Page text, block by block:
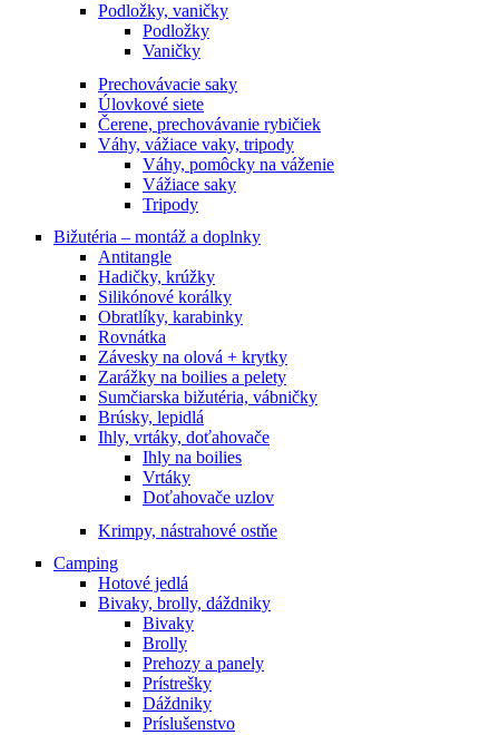
Podložky, vaničky
Podložky
Vaničky
Prechovávacie saky
Úlovkové siete
Čerene, prechovávanie rybičiek
Váhy, vážiace vaky, tripody
Váhy, pomôcky na váženie
Vážiace saky
Tripody
Bižutéria – montáž a doplnky
Antitangle
Hadičky, krúžky
Silikónové korálky
Obratlíky, karabinky
Rovnátka
Závesky na olová + krytky
Zarážky na boilies a pelety
Sumčiarska bižutéria, vábničky
Brúsky, lepidlá
Ihly, vrtáky, doťahovače
Ihly na boilies
Vrtáky
Doťahovače uzlov
Krimpy, nástrahové ostňe
Camping
Hotové jedlá
Bivaky, brolly, dáždniky
Bivaky
Brolly
Prehozy a panely
Prístrešky
Dáždniky
Príslušenstvo